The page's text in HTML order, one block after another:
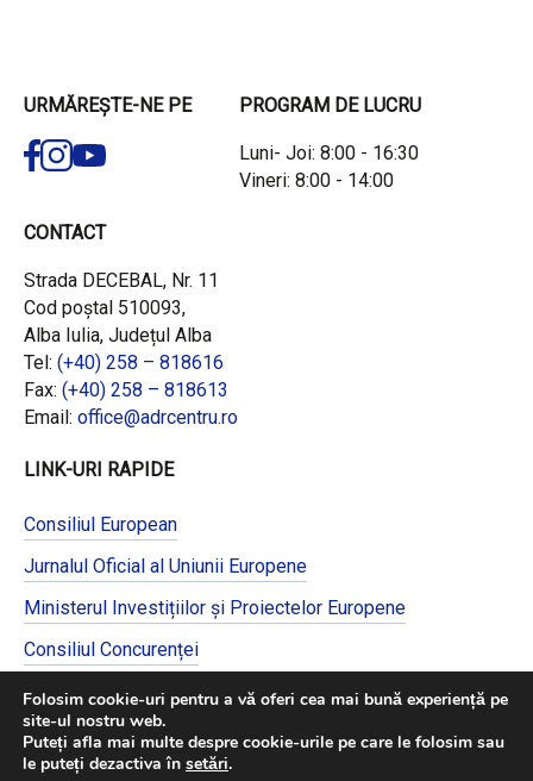
URMĂREȘTE-NE PE PROGRAM DE LUCRU
Luni- Joi: 8:00 - 16:30
Vineri: 8:00 - 14:00
CONTACT
Strada DECEBAL, Nr. 11
Cod poștal 510093,
Alba Iulia, Județul Alba
Tel: (+40) 258 – 818616
Fax: (+40) 258 – 818613
Email: office@adrcentru.ro
LINK-URI RAPIDE
Consiliul European
Jurnalul Oficial al Uniunii Europene
Ministerul Investițiilor și Proiectelor Europene
Consiliul Concurenței
programe cofinanțate de Uniunea Europeană,
vă invităm să vizitațihttps://mfe.gov.ro/
Folosim cookie-uri pentru a vă oferi cea mai bună experiență pe
site-ul nostru web.
Puteți afla mai multe despre cookie-urile pe care le folosim sau
le puteți dezactiva în setări.